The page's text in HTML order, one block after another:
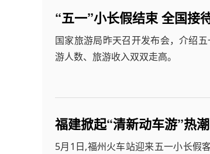
“五一”小长假结束 全国接
国家旅游局昨天召开发布会，介绍
游人数、旅游收入双双走高。
福建掀起“清新动车游”热潮
5月1日,福州火车站迎来五一小长假